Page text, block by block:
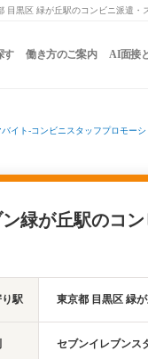
目黒区 緑が丘駅のコンビニ派遣
す 働き方のご案内 AI面接
イト-コンビニスタッフプロモーシ
緑が丘駅のコ
駅 東京都 目黒区 緑
セブンイレブンス